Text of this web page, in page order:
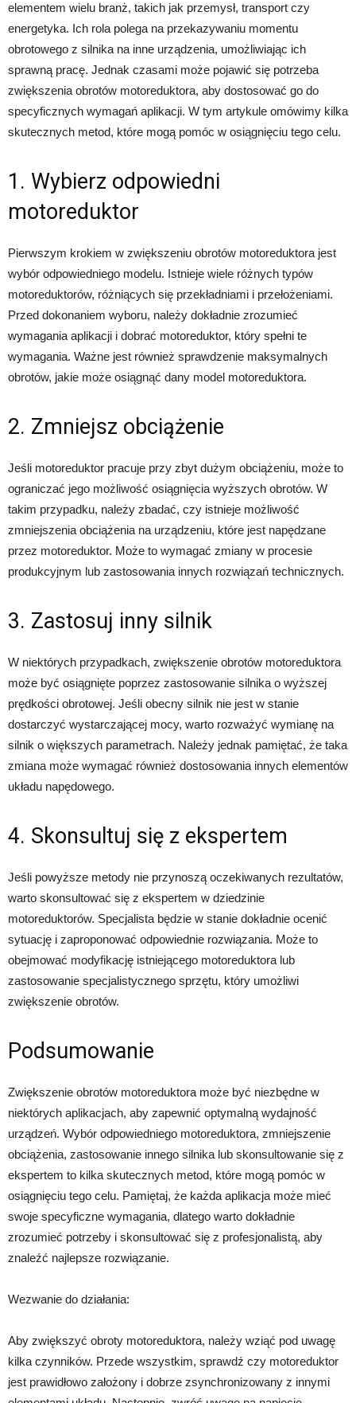
elementem wielu branż, takich jak przemysł, transport czy
energetyka. Ich rola polega na przekazywaniu momentu
obrotowego z silnika na inne urządzenia, umożliwiając ich
sprawną pracę. Jednak czasami może pojawić się potrzeba
zwiększenia obrotów motoreduktora, aby dostosować go do
specyficznych wymagań aplikacji. W tym artykule omówimy kilka
skutecznych metod, które mogą pomóc w osiągnięciu tego celu.
1. Wybierz odpowiedni
motoreduktor
Pierwszym krokiem w zwiększeniu obrotów motoreduktora jest
wybór odpowiedniego modelu. Istnieje wiele różnych typów
motoreduktorów, różniących się przekładniami i przełożeniami.
Przed dokonaniem wyboru, należy dokładnie zrozumieć
wymagania aplikacji i dobrać motoreduktor, który spełni te
wymagania. Ważne jest również sprawdzenie maksymalnych
obrotów, jakie może osiągnąć dany model motoreduktora.
2. Zmniejsz obciążenie
Jeśli motoreduktor pracuje przy zbyt dużym obciążeniu, może to
ograniczać jego możliwość osiągnięcia wyższych obrotów. W
takim przypadku, należy zbadać, czy istnieje możliwość
zmniejszenia obciążenia na urządzeniu, które jest napędzane
przez motoreduktor. Może to wymagać zmiany w procesie
produkcyjnym lub zastosowania innych rozwiązań technicznych.
3. Zastosuj inny silnik
W niektórych przypadkach, zwiększenie obrotów motoreduktora
może być osiągnięte poprzez zastosowanie silnika o wyższej
prędkości obrotowej. Jeśli obecny silnik nie jest w stanie
dostarczyć wystarczającej mocy, warto rozważyć wymianę na
silnik o większych parametrach. Należy jednak pamiętać, że taka
zmiana może wymagać również dostosowania innych elementów
układu napędowego.
4. Skonsultuj się z ekspertem
Jeśli powyższe metody nie przynoszą oczekiwanych rezultatów,
warto skonsultować się z ekspertem w dziedzinie
motoreduktorów. Specjalista będzie w stanie dokładnie ocenić
sytuację i zaproponować odpowiednie rozwiązania. Może to
obejmować modyfikację istniejącego motoreduktora lub
zastosowanie specjalistycznego sprzętu, który umożliwi
zwiększenie obrotów.
Podsumowanie
Zwiększenie obrotów motoreduktora może być niezbędne w
niektórych aplikacjach, aby zapewnić optymalną wydajność
urządzeń. Wybór odpowiedniego motoreduktora, zmniejszenie
obciążenia, zastosowanie innego silnika lub skonsultowanie się z
ekspertem to kilka skutecznych metod, które mogą pomóc w
osiągnięciu tego celu. Pamiętaj, że każda aplikacja może mieć
swoje specyficzne wymagania, dlatego warto dokładnie
zrozumieć potrzeby i skonsultować się z profesjonalistą, aby
znaleźć najlepsze rozwiązanie.
Wezwanie do działania:
Aby zwiększyć obroty motoreduktora, należy wziąć pod uwagę
kilka czynników. Przede wszystkim, sprawdź czy motoreduktor
jest prawidłowo założony i dobrze zsynchronizowany z innymi